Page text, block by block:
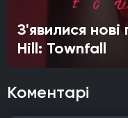
З'явилися
Hill: Townfall
Коментарі